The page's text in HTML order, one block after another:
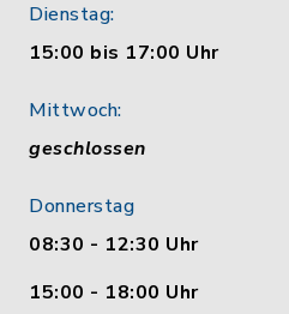
Dienstag:
15:00 bis 17:00 Uhr
Mittwoch:
geschlossen
Donnerstag
08:30 - 12:30 Uhr
15:00 - 18:00 Uhr